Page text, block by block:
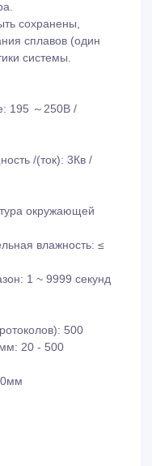
195 ～250В /
/(ток): 3Кв /
окружающей
влажность: ≤
1 ~ 9999 секунд
500
20 - 500